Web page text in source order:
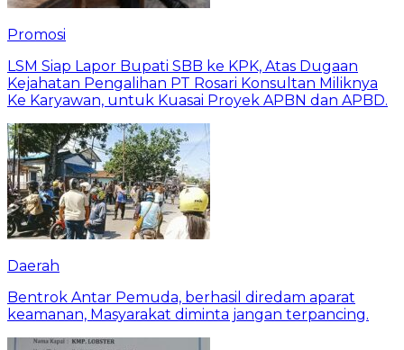
Promosi
LSM Siap Lapor Bupati SBB ke KPK, Atas Dugaan
Kejahatan Pengalihan PT Rosari Konsultan Miliknya
Ke Karyawan, untuk Kuasai Proyek APBN dan APBD.
Daerah
Bentrok Antar Pemuda, berhasil diredam aparat
keamanan, Masyarakat diminta jangan terpancing.